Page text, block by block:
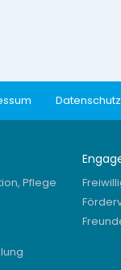
Datenschutz
Pflege